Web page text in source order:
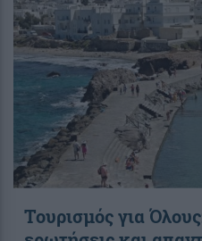
Toυρισμός για